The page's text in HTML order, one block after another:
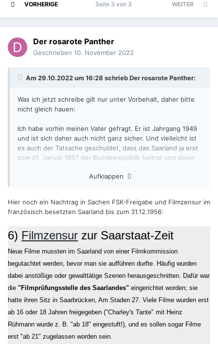
VORHERIGE WEITER
Seite 3 von 3
Der rosarote Panther
Geschrieben 10. November 2022
Am 29.10.2022 um 16:28 schriebDer rosarote Panther:
Was ich jetzt schreibe gilt nur unter Vorbehalt, daher bitte
nicht gleich hauen:
Ich habe vorhin meinen Vater gefragt. Er ist Jahrgang 1949
und ist sich daher auch nicht ganz sicher. Und vielleicht ist
es auch der Tatsache geschuldet, dass das Saarland ja erst
zum 01. Januar 1957 der Bundesrepublik beitrat und davor
es diese Altersfreigabe (21) bis zu diesem Zeitpunkt
ja möglich. Leider kann ich meinen Ur-Opa nicht mehr
fragen. Er war bis 1973 als Vorführer tätig und verstarb im
ab 21 mehr in den 70er-Jahren, das weiß selbst mein Vater.
Grüße vom Panther
Aufklappen
Hier noch ein Nachtrag in Sachen FSK-Freigabe und Filmzensur im
französisch besetzten Saarland bis zum 31.12.1956:
6) Filmzensur zur Saarstaat-Zeit
Neue Filme mussten im Saarland von einer Filmkommission
begutachtet werden, bevor man sie aufführen durfte. Häufig wurden
dabei anstößige oder gewalttätige Szenen herausgeschnitten.
Dafür war
die "Filmprüfungsstelle des Saarlandes" eingerichtet worden; sie
hatte ihren Sitz in Saarbrücken, Am Staden 27. Viele Filme wurden erst
ab 16 oder 18 Jahren freigegeben ("Charley's Tante" mit Heinz
Rühmann wurde z. B. "ab 18" eingestuft!), und es sollen sogar Filme
erst "ab 21" zugelassen worden sein.